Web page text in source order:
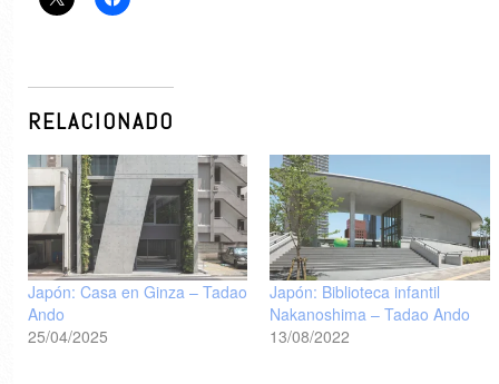
RELACIONADO
Japón: Casa en Ginza – Tadao
Ando
25/04/2025
Japón: Biblioteca infantil
Nakanoshima – Tadao Ando
13/08/2022